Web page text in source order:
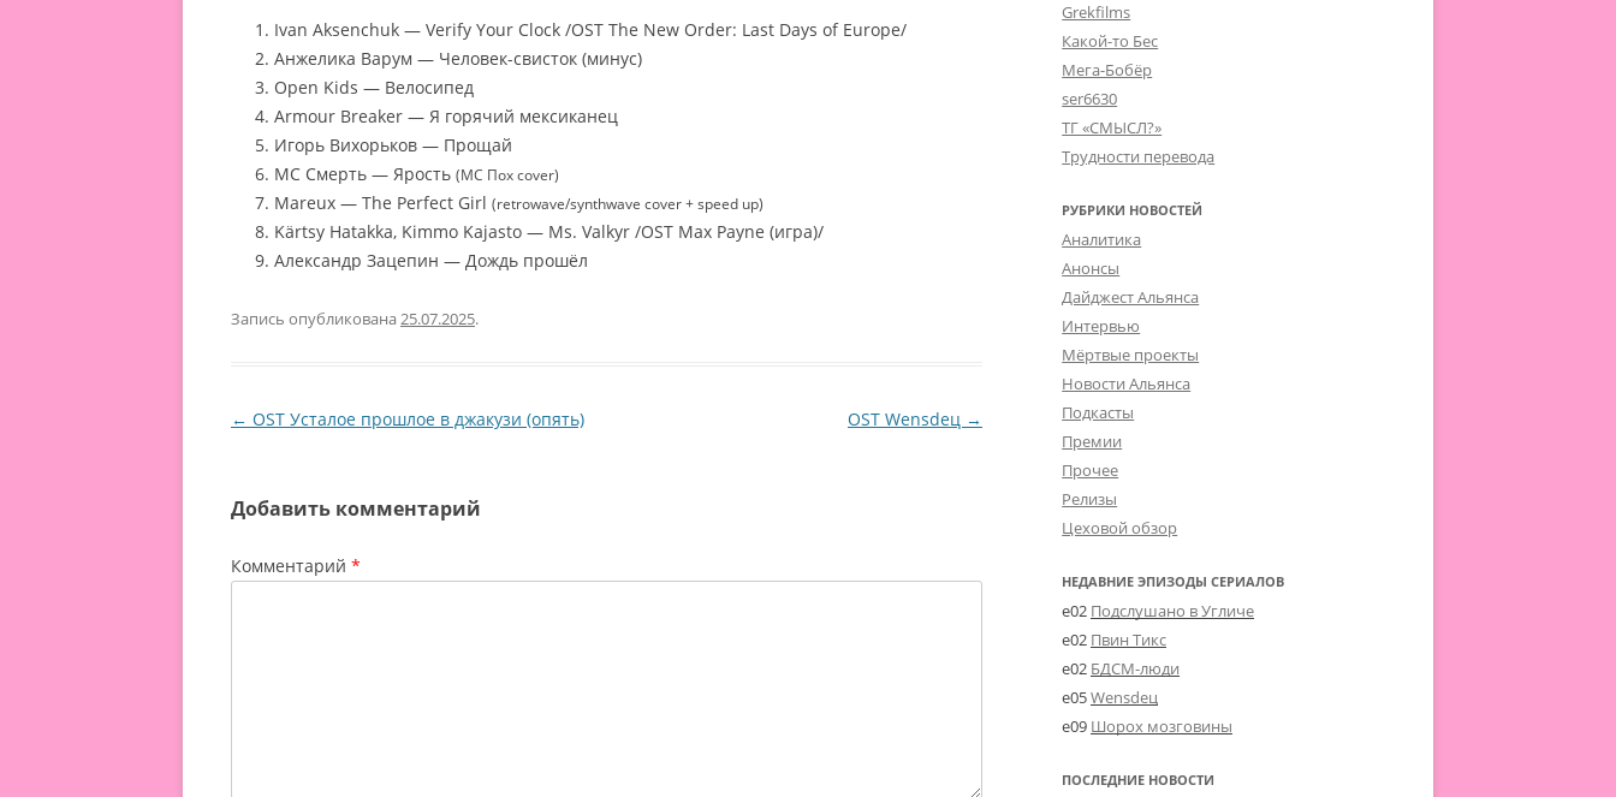
Ivan Aksenchuk — Verify Your Clock /OST The New Order: Last Days of Europe/
Анжелика Варум — Человек-свисток (минус)
Open Kids — Велосипед
Armour Breaker — Я горячий мексиканец
Игорь Вихорьков — Прощай
МС Смерть — Ярость (МС Пох cover)
Mareux — The Perfect Girl (retrowave/synthwave cover + speed up)
Kärtsy Hatakka, Kimmo Kajasto — Ms. Valkyr /OST Max Payne (игра)/
Александр Зацепин — Дождь прошёл
Запись опубликована25.07.2025.
Навигация по записям
← OST Усталое прошлое в джакузи (опять) OST Wensdeц →
Добавить комментарий
Комментарий *
Grekfilms
Какой-то Бес
Мега-Бобёр
ser6630
ТГ «СМЫСЛ?»
Трудности перевода
РУБРИКИ НОВОСТЕЙ
Аналитика
Анонсы
Дайджест Альянса
Интервью
Мёртвые проекты
Новости Альянса
Подкасты
Премии
Прочее
Релизы
Цеховой обзор
НЕДАВНИЕ ЭПИЗОДЫ СЕРИАЛОВ
e02 Подслушано в Угличе
e02 Пвин Тикс
e02 БДСМ-люди
e05Wensdeц
e09 Шорох мозговины
ПОСЛЕДНИЕ НОВОСТИ